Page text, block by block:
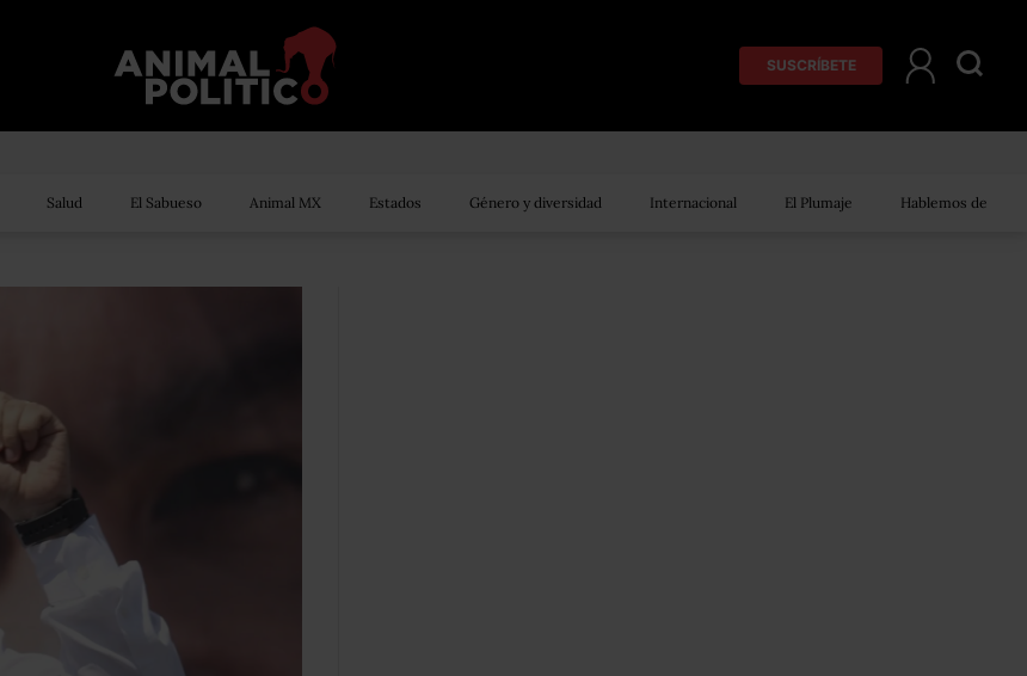
SUSCRÍBETE
Salud El Sabueso Animal MX Estados Género y diversidad Internacional El Plumaje Hablemos de